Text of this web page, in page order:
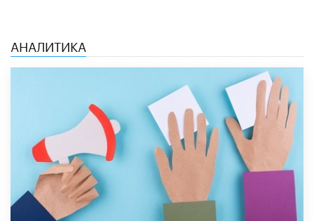
АНАЛИТИКА